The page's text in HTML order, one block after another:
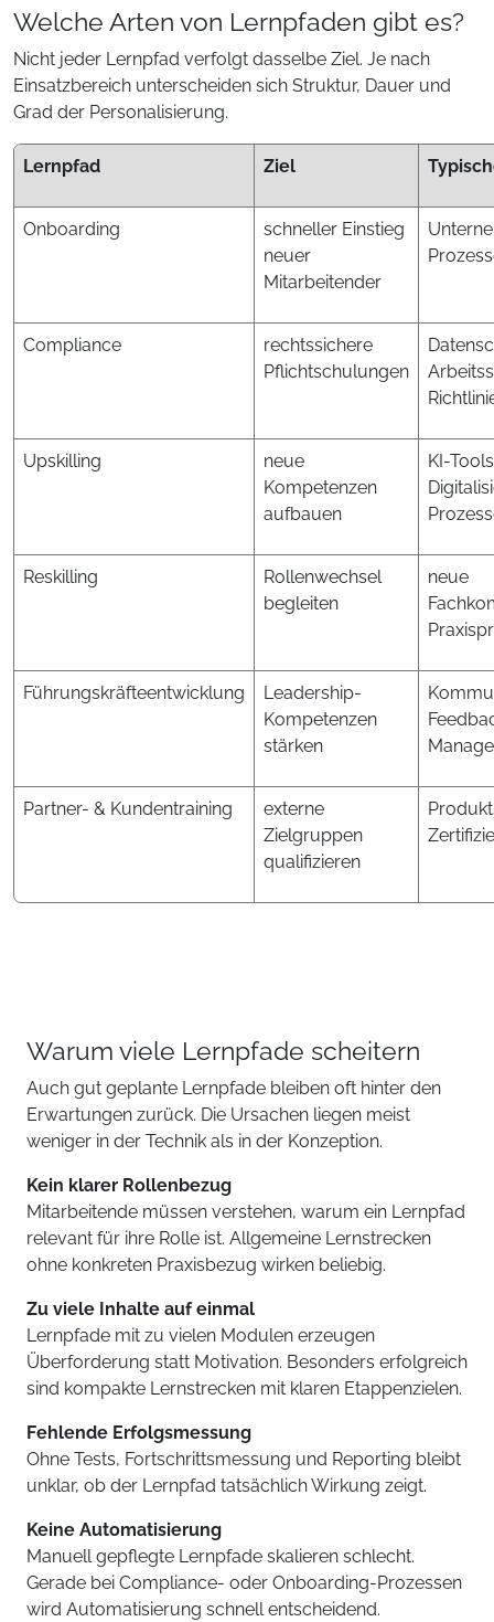
Welche Arten von Lernpfaden gibt es?
Nicht jeder Lernpfad verfolgt dasselbe Ziel. Je nach
Einsatzbereich unterscheiden sich Struktur, Dauer und
Grad der Personalisierung.
Lernpfad Ziel
Onboarding
schneller Einstieg
neuer
Mitarbeitender
Compliance
rechtssichere
Pflichtschulungen
Upskilling
neue
Kompetenzen
aufbauen
KI-
Reskilling
Rollenwechsel
begleiten
neue
Führungskräfteentwicklung
Leadership-
Kompetenzen
stärken
Partner- & Kundentraining
externe
Zielgruppen
qualifizieren
Warum viele Lernpfade scheitern
Auch gut geplante Lernpfade bleiben oft hinter den
Erwartungen zurück. Die Ursachen liegen meist
weniger in der Technik als in der Konzeption.
Kein klarer Rollenbezug
Mitarbeitende müssen verstehen, warum ein Lernpfad
relevant für ihre Rolle ist. Allgemeine Lernstrecken
ohne konkreten Praxisbezug wirken beliebig.
Zu viele Inhalte auf einmal
Lernpfade mit zu vielen Modulen erzeugen
Überforderung statt Motivation. Besonders erfolgreich
sind kompakte Lernstrecken mit klaren Etappenzielen.
Fehlende Erfolgsmessung
Ohne Tests, Fortschrittsmessung und Reporting bleibt
unklar, ob der Lernpfad tatsächlich Wirkung zeigt.
Keine Automatisierung
Manuell gepflegte Lernpfade skalieren schlecht.
Gerade bei Compliance- oder Onboarding-Prozessen
wird Automatisierung schnell entscheidend.